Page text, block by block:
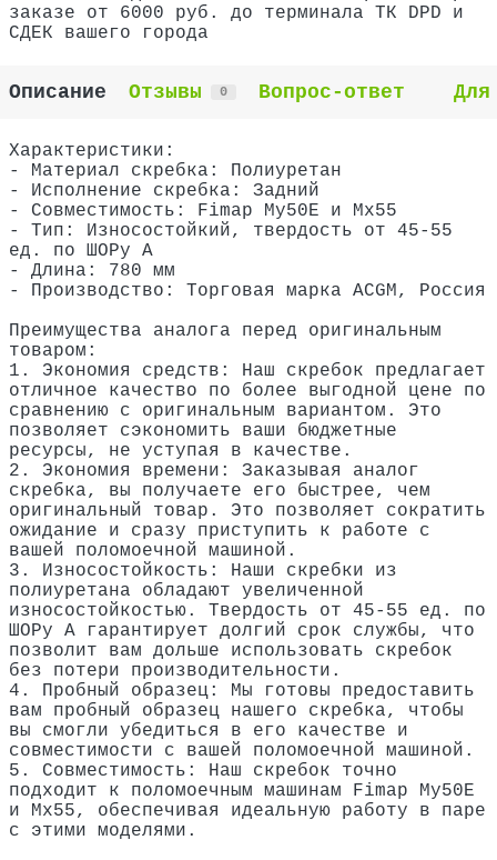
заказе от 6000 руб. до терминала ТК DPD и
СДЕК вашего города
Описание Отзывы 0 Вопрос-ответ
Характеристики:
- Материал скребка: Полиуретан
- Исполнение скребка: Задний
- Совместимость: Fimap My50E и Мх55
- Тип: Износостойкий, твердость от 45-55
ед. по ШОРу А
- Длина: 780 мм
- Производство: Торговая марка ACGM, Россия
Преимущества аналога перед оригинальным
товаром:
1. Экономия средств: Наш скребок предлагает
отличное качество по более выгодной цене по
сравнению с оригинальным вариантом. Это
позволяет сэкономить ваши бюджетные
ресурсы, не уступая в качестве.
2. Экономия времени: Заказывая аналог
скребка, вы получаете его быстрее, чем
оригинальный товар. Это позволяет сократить
ожидание и сразу приступить к работе с
вашей поломоечной машиной.
3. Износостойкость: Наши скребки из
полиуретана обладают увеличенной
износостойкостью. Твердость от 45-55 ед. по
ШОРу А гарантирует долгий срок службы, что
позволит вам дольше использовать скребок
без потери производительности.
4. Пробный образец: Мы готовы предоставить
вам пробный образец нашего скребка, чтобы
вы смогли убедиться в его качестве и
совместимости с вашей поломоечной машиной.
5. Совместимость: Наш скребок точно
подходит к поломоечным машинам Fimap My50E
и Мх55, обеспечивая идеальную работу в паре
с этими моделями.